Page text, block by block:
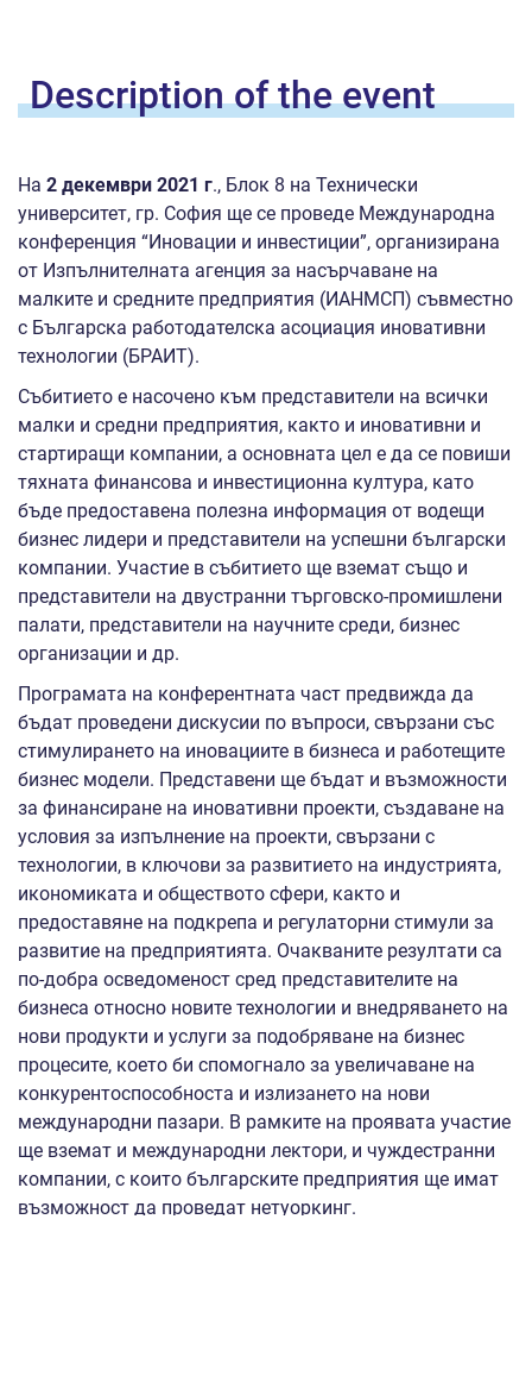
Description of theevent
На 2 декември 2021 г., Блок 8 на Технически
университет, гр. София ще се проведе Международна
конференция “Иновации и инвестиции”, организирана
от Изпълнителната агенция за насърчаване на
малките и средните предприятия (ИАНМСП) съвместно
с Българска работодателска асоциация иновативни
технологии (БРАИТ).
Събитието е насочено към представители на всички
малки и средни предприятия, както и иновативни и
стартиращи компании, а основната цел е да се повиши
тяхната финансова и инвестиционна култура, като
бъде предоставена полезна информация от водещи
бизнес лидери и представители на успешни български
компании. Участие в събитието ще вземат също и
представители на двустранни търговско-промишлени
палати, представители на научните среди, бизнес
организации и др.
Програмата на конферентната част предвижда да
бъдат проведени дискусии по въпроси, свързани със
стимулирането на иновациите в бизнеса и работещите
бизнес модели. Представени ще бъдат и възможности
за финансиране на иновативни проекти, създаване на
условия за изпълнение на проекти, свързани с
технологии, в ключови за развитието на индустрията,
икономиката и обществото сфери, както и
предоставяне на подкрепа и регулаторни стимули за
развитие на предприятията. Очакваните резултати са
по-добра осведоменост сред представителите на
бизнеса относно новите технологии и внедряването на
нови продукти и услуги за подобряване на бизнес
процесите, което би спомогнало за увеличаване на
конкурентоспособноста и излизането на нови
международни пазари. В рамките на проявата участие
ще вземат и международни лектори, и чуждестранни
компании, с които българските предприятия ще имат
възможност да проведат нетуоркинг.